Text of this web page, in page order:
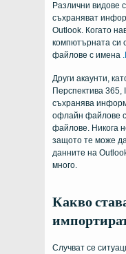
Различни видове
съхраняват
Outlook. Когато
компютърната си
файлове с имена
Други акаунти,
Перспектива 365,
съхранява
офлайн файлове
файлове. Никога
защото те може
данните на
много.
Какво
Случват се